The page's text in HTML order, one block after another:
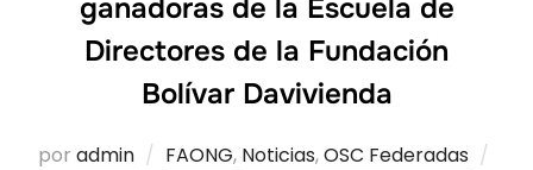
ganadoras de la Escuela de
Directores de la Fundación
Bolívar Davivienda
por admin FAONG, Noticias,OSC Federadas